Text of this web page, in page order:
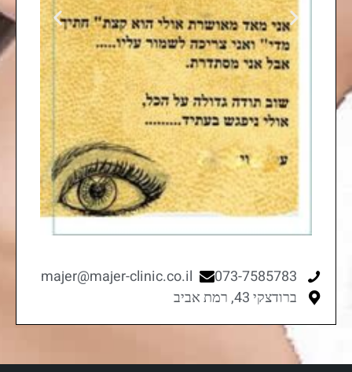
073-7585783
majer@majer-clinic.co.il
ברודצקי 43, רמת אביב